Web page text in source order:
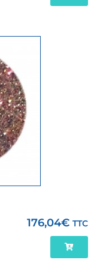
176,04€ TTC